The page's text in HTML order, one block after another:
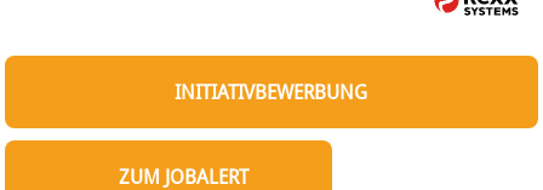
INITIATIVBEWERBUNG
ZUM JOBALERT